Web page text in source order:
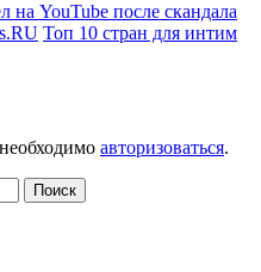
YouTube после скандала
Топ 10 стран для интим
авторизоваться.